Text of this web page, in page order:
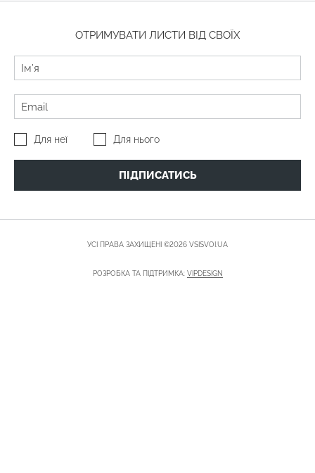
ОТРИМУВАТИ ЛИСТИ ВІД СВОЇХ
Для неї Для нього
ПІДПИСАТИСЬ
УСІ ПРАВА ЗАХИЩЕНІ ©2026 VSISVOI.UA
РОЗРОБКА ТА ПІДТРИМКА: VIPDESIGN